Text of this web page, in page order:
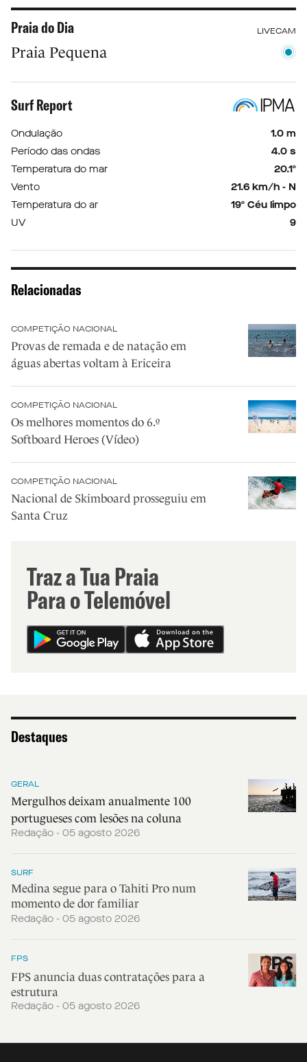
Praia do Dia LIVECAM
Praia Pequena
Surf Report
Ondulação
1.0 m
Período das ondas
4.0 s
Temperatura do mar
20.1º
Vento
21.6 km/h - N
Temperatura do ar
19º Céu limpo
UV
9
Relacionadas
COMPETIÇÃO NACIONAL
Provas de remada e de natação em
águas abertas voltam à Ericeira
COMPETIÇÃO NACIONAL
Os melhores momentos do 6.º
Softboard Heroes (Vídeo)
COMPETIÇÃO NACIONAL
Nacional de Skimboard prosseguiu em
Santa Cruz
Traz a Tua Praia
Para o Telemóvel
Destaques
GERAL
Mergulhos deixam anualmente 100
portugueses com lesões na coluna
Redação - 05 agosto 2026
SURF
Medina segue para o Tahiti Pro num
momento de dor familiar
Redação - 05 agosto 2026
FPS
FPS anuncia duas contratações para a
estrutura
Redação - 05 agosto 2026